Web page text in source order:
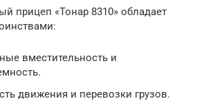
прицеп «Тонар 8310» обладает
вместительность и
движения и перевозки грузов.